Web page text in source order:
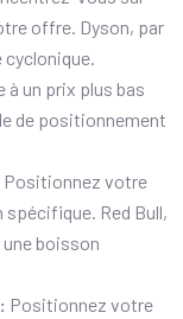
offre. Dyson, par
cyclonique.
un prix plus bas
de positionnement
Positionnez votre
Red Bull,
boisson
Positionnez votre